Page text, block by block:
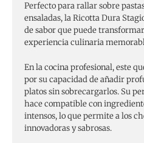
Perfecto para rallar sobre
ensaladas, la Ricotta Dura
de sabor que puede
experiencia culinaria
En la cocina profesional, este
por su capacidad de añadir
platos sin sobrecargarlos. Su
hace compatible con
intensos, lo que permite a los
innovadoras y sabrosas.